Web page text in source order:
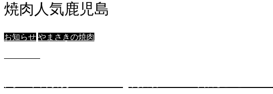
焼肉人気鹿児島
お知らせ やまさきの焼肉